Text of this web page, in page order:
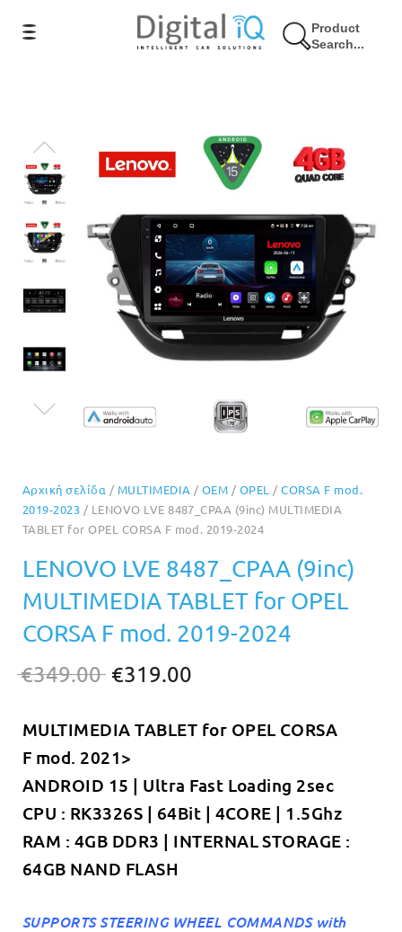
Product
Search...
9% Έκπτωση
Αρχική σελίδα / MULTIMEDIA / OEM / OPEL /CORSA F mod.
2019-2023 / LENOVO LVE 8487_CPAA (9inc) MULTIMEDIA
TABLET for OPEL CORSA F mod. 2019-2024
LENOVO LVE 8487_CPAA (9inc)
MULTIMEDIA TABLET for OPEL
CORSA F mod. 2019-2024
€349.00 Original
was:
€349.00.
€319.00
τιμή
€319.00.
MULTIMEDIA TABLET for OPEL CORSA
F mod. 2021>
ANDROID 15 | Ultra Fast Loading 2sec
CPU : RK3326S | 64Bit | 4CORE | 1.5Ghz
RAM : 4GB DDR3 | INTERNAL STORAGE :
64GB NAND FLASH
SUPPORTS STEERING WHEEL COMMANDS with